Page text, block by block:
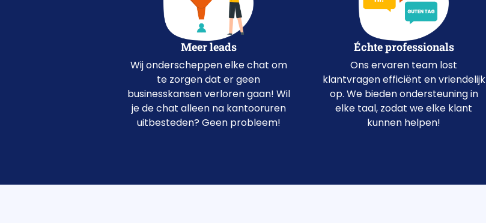
Meer leads
Wij onderscheppen elke chat om
te zorgen dat er geen
businesskansen verloren gaan! Wil
je de chat alleen na kantooruren
uitbesteden? Geen probleem!
Échte professionals
Ons ervaren team lost
klantvragen efficiënt en vriendelijk
op. We bieden ondersteuning in
elke taal, zodat we elke klant
kunnen helpen!